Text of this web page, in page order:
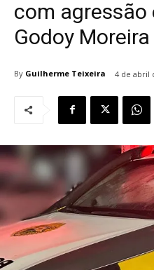
com agressão
Godoy Moreira
By Guilherme Teixeira 4 de abril